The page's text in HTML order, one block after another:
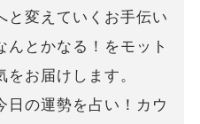
と変えていくお手伝い
んとかなる！をモット
お届けします。
日の運勢を占い！カウ